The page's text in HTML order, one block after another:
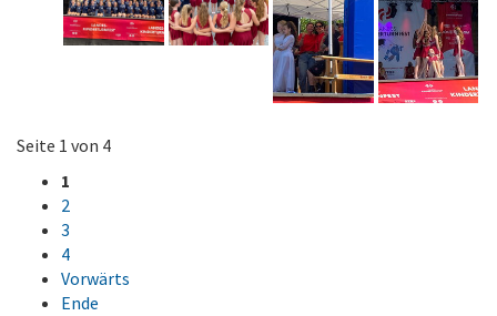
Seite 1 von 4
1
2
3
4
Vorwärts
Ende